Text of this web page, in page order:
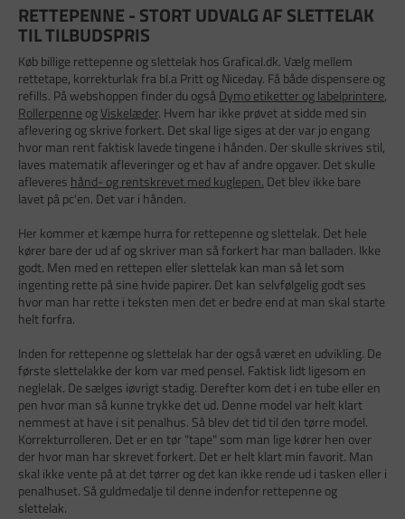
RETTEPENNE - STORT UDVALG AF SLETTELAK
TIL TILBUDSPRIS
Køb billige rettepenne og slettelak hos Grafical.dk. Vælg mellem
rettetape, korrekturlak fra bl.a Pritt og Niceday. Få både dispensere og
refills. På webshoppen finder du ogsåDymo etiketter og labelprintere,
Rollerpenne ogViskelæder. Hvem har ikke prøvet at sidde med sin
aflevering og skrive forkert. Det skal lige siges at der var jo engang
hvor man rent faktisk lavede tingene i hånden. Der skulle skrives stil,
laves matematik afleveringer og et hav af andre opgaver. Det skulle
afleveres hånd- og rentskrevet med kuglepen. Det blev ikke bare
lavet på pc'en. Det var i hånden.
Her kommer et kæmpe hurra for rettepenne og slettelak. Det hele
kører bare der ud af og skriver man så forkert har man balladen. Ikke
godt. Men med en rettepen eller slettelak kan man så let som
ingenting rette på sine hvide papirer. Det kan selvfølgelig godt ses
hvor man har rette i teksten men det er bedre end at man skal starte
helt forfra.
Inden for rettepenne og slettelak har der også været en udvikling. De
første slettelakke der kom var med pensel. Faktisk lidt ligesom en
neglelak. De sælges iøvrigt stadig. Derefter kom det i en tube eller en
pen hvor man så kunne trykke det ud. Denne model var helt klart
nemmest at have i sit penalhus. Så blev det tid til den tørre model.
Korrekturrolleren. Det er en tør "tape" som man lige kører hen over
der hvor man har skrevet forkert. Det er helt klart min favorit. Man
skal ikke vente på at det tørrer og det kan ikke rende ud i tasken eller i
penalhuset. Så guldmedalje til denne indenfor rettepenne og
slettelak.